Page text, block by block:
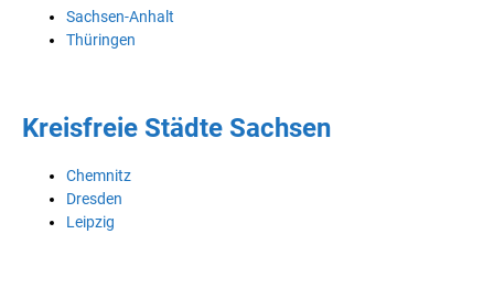
Sachsen-Anhalt
Thüringen
Kreisfreie Städte Sachsen
Chemnitz
Dresden
Leipzig